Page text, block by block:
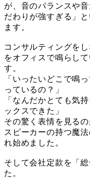
が、音のバランスや
だわりが強すぎる」
ます。
コンサルティングを
をオフィスで鳴らし
す。
「いったいどこで鳴
っているの？」
「なんだかとても気
ックスできた」
その驚く表情を見る
スピーカーの持つ魔
れ始めました。
そして会社定款を「
た。